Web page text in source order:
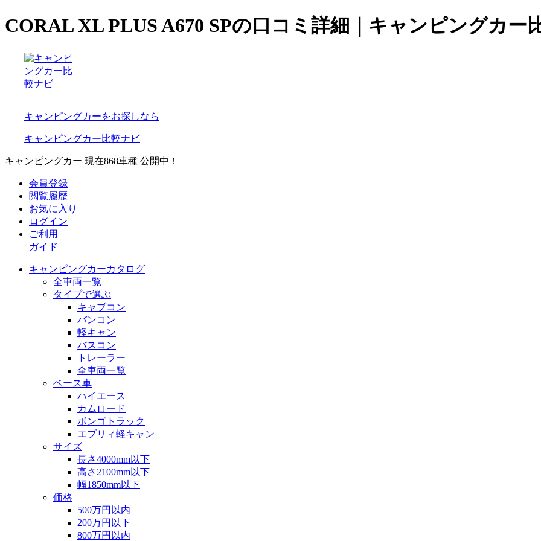
CORAL XL PLUS A670 SPの口コミ詳細｜キャンピングカー
キャンピングカーをお探しなら
キャンピングカー比較ナビ
キャンピングカー 現在868車種 公開中！
会員登録
閲覧履歴
お気に入り
ログイン
ご利用
ガイド
キャンピングカーカタログ
全車両一覧
タイプで選ぶ
キャブコン
バンコン
軽キャン
バスコン
トレーラー
全車両一覧
ベース車
ハイエース
カムロード
ボンゴトラック
エブリィ軽キャン
サイズ
長さ4000mm以下
高さ2100mm以下
幅1850mm以下
価格
500万円以内
200万円以下
800万円以内